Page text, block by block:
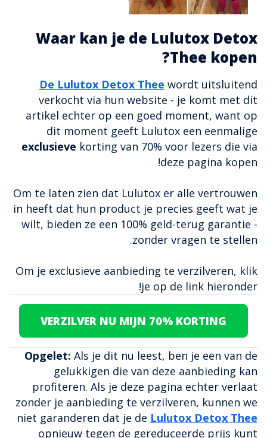
Waar kan je de Lulutox Detox
Thee kopen?
De Lulutox Detox Thee wordt uitsluitend
verkocht via hun website - je komt met dit
artikel echter op een goed moment, want op
dit moment geeft Lulutox een eenmalige
exclusieve korting van 70% voor lezers die via
deze pagina kopen!
Om te laten zien dat Lulutox er alle vertrouwen
in heeft dat hun product je precies geeft wat je
wilt, bieden ze een 100% geld-terug garantie -
zonder vragen te stellen.
Om je exclusieve aanbieding te verzilveren, klik
je op de link hieronder!
VERZILVER NU MIJN 70% KORTING
Opgelet: Als je dit nu leest, ben je een van de
gelukkigen die van deze aanbieding kan
profiteren. Als je deze pagina echter verlaat
zonder je aanbieding te verzilveren, kunnen we
niet garanderen dat je de Lulutox Detox Thee
opnieuw tegen de gereduceerde prijs kunt